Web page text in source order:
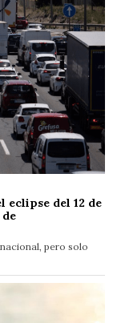
eclipse del 12 de
pero solo